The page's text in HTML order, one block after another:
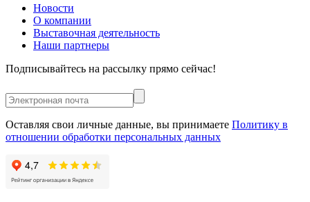
Новости
О компании
Выставочная деятельность
Наши партнеры
Подписывайтесь на рассылку прямо сейчас!
Оставляя свои личные данные, вы принимаете Политику в
отношении обработки персональных данных